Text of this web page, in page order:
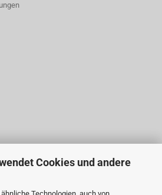
Cookies und andere